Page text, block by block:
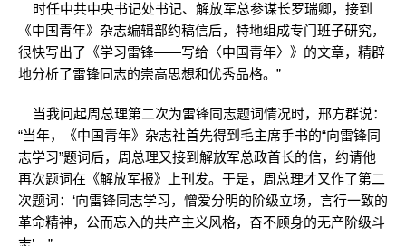
时任中共中央书记处书记、解放军总参谋长罗瑞卿，接到
《中国青年》杂志编辑部约稿信后，特地组成专门班子研究，
很快写出了《学习雷锋——写给〈中国青年〉》的文章，精辟
地分析了雷锋同志的崇高思想和优秀品格。”
当我问起周总理第二次为雷锋同志题词情况时，邢方群说：
“当年，《中国青年》杂志社首先得到毛主席手书的“向雷锋同
志学习”题词后，周总理又接到解放军总政首长的信，约请他
再次题词在《解放军报》上刊发。于是，周总理才又作了第二
次题词：‘向雷锋同志学习，憎爱分明的阶级立场，言行一致的
革命精神，公而忘入的共产主义风格，奋不顾身的无产阶级斗